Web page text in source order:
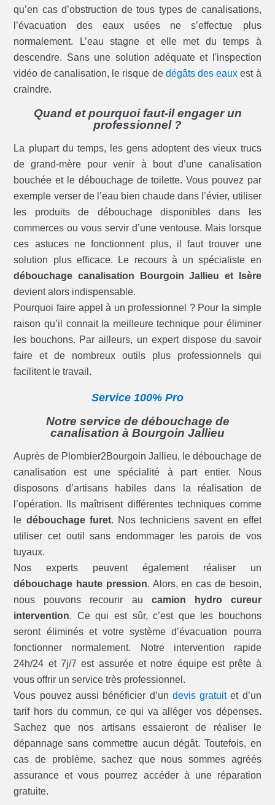
qu’en cas d’obstruction de tous types de canalisations,
l’évacuation des eaux usées ne s’effectue plus
normalement. L’eau stagne et elle met du temps à
descendre. Sans une solution adéquate et l'inspection
vidéo de canalisation, le risque de dégâts des eaux est à
craindre.
Quand et pourquoi faut-il engager un
professionnel ?
La plupart du temps, les gens adoptent des vieux trucs
de grand-mère pour venir à bout d’une canalisation
bouchée et le débouchage de toilette. Vous pouvez par
exemple verser de l’eau bien chaude dans l’évier, utiliser
les produits de débouchage disponibles dans les
commerces ou vous servir d’une ventouse. Mais lorsque
ces astuces ne fonctionnent plus, il faut trouver une
solution plus efficace. Le recours à un spécialiste en
débouchage canalisation Bourgoin Jallieu et Isère
devient alors indispensable.
Pourquoi faire appel à un professionnel ? Pour la simple
raison qu’il connait la meilleure technique pour éliminer
les bouchons. Par ailleurs, un expert dispose du savoir
faire et de nombreux outils plus professionnels qui
facilitent le travail.
Service 100% Pro
Notre service de débouchage de
canalisation à Bourgoin Jallieu
Auprès de Plombier2Bourgoin Jallieu, le débouchage de
canalisation est une spécialité à part entier. Nous
disposons d’artisans habiles dans la réalisation de
l’opération. Ils maîtrisent différentes techniques comme
le débouchage furet. Nos techniciens savent en effet
utiliser cet outil sans endommager les parois de vos
tuyaux.
Nos experts peuvent également réaliser un
débouchage haute pression. Alors, en cas de besoin,
nous pouvons recourir au camion hydro cureur
intervention. Ce qui est sûr, c’est que les bouchons
seront éliminés et votre système d’évacuation pourra
fonctionner normalement. Notre intervention rapide
24h/24 et 7j/7 est assurée et notre équipe est prête à
vous offrir un service très professionnel.
Vous pouvez aussi bénéficier d’un devis gratuitet d’un
tarif hors du commun, ce qui va alléger vos dépenses.
Sachez que nos artisans essaieront de réaliser le
dépannage sans commettre aucun dégât. Toutefois, en
cas de problème, sachez que nous sommes agréés
assurance et vous pourrez accéder à une réparation
gratuite.